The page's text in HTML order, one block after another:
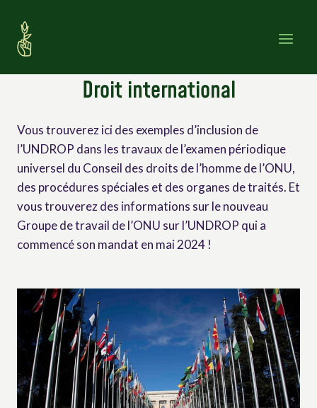
content
Droit international
Vous trouverez ici des exemples d’inclusion de
l’UNDROP dans les travaux de l’examen périodique
universel du Conseil des droits de l’homme de l’ONU,
des procédures spéciales et des organes de traités. Et
vous trouverez des informations sur le nouveau
Groupe de travail de l’ONU sur l’UNDROP qui a
commencé son mandat en mai 2024 !